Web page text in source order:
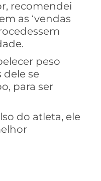
recomendei
as ‘vendas
peso
se
para ser
do atleta, ele